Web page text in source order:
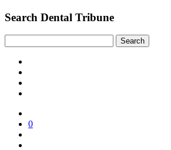
Search Dental Tribune
0